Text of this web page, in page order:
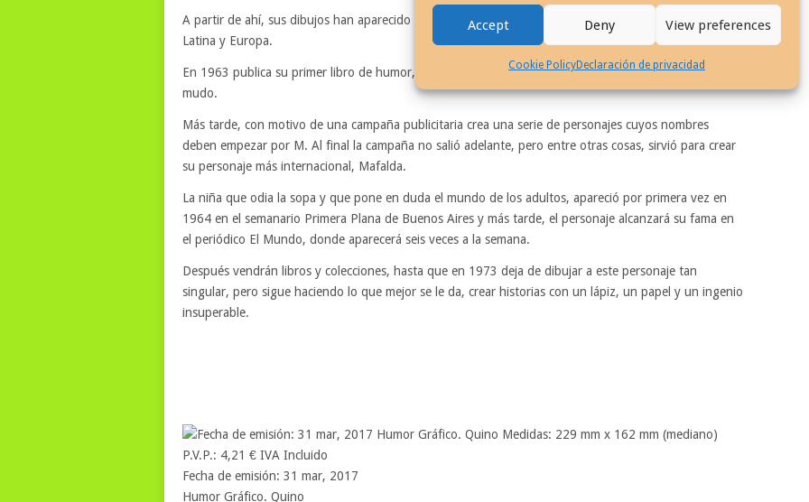
Accept Deny View preferences
Cookie PolicyDeclaración de privacidad
A partir de ahí, sus dibujos han aparecido y aparecen en multitud de revistas y periódicos de América
Latina y Europa.
En 1963 publica su primer libro de humor,
, donde recopila dibujos de humor gráfico
mudo.
Más tarde, con motivo de una campaña publicitaria crea una serie de personajes cuyos nombres
deben empezar por M. Al final la campaña no salió adelante, pero entre otras cosas, sirvió para crear
su personaje más internacional, Mafalda.
La niña que odia la sopa y que pone en duda el mundo de los adultos, apareció por primera vez en
1964 en el semanario Primera Plana de Buenos Aires y más tarde, el personaje alcanzará su fama en
el periódico El Mundo, donde aparecerá seis veces a la semana.
Después vendrán libros y colecciones, hasta que en 1973 deja de dibujar a este personaje tan
singular, pero sigue haciendo lo que mejor se le da, crear historias con un lápiz, un papel y un ingenio
insuperable.
Fecha de emisión: 31 mar, 2017
Humor Gráfico. Quino